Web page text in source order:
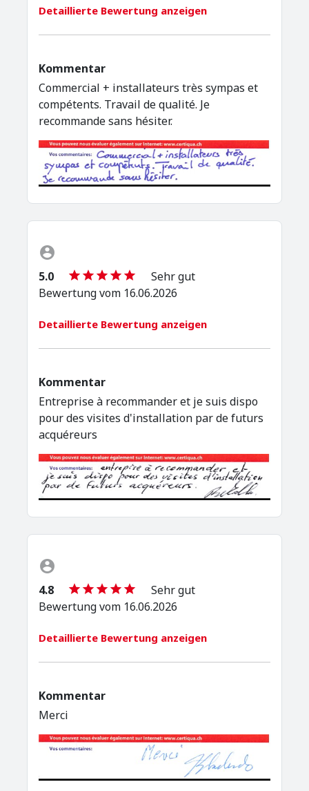
Detaillierte Bewertung anzeigen
Kommentar
Commercial + installateurs très sympas et
compétents. Travail de qualité. Je
recommande sans hésiter.
5.0
Sehr gut
Bewertung vom 16.06.2026
Detaillierte Bewertung anzeigen
Kommentar
Entreprise à recommander et je suis dispo
pour des visites d'installation par de futurs
acquéreurs
4.8
Sehr gut
Bewertung vom 16.06.2026
Detaillierte Bewertung anzeigen
Kommentar
Merci